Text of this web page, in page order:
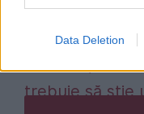
Data Deletion